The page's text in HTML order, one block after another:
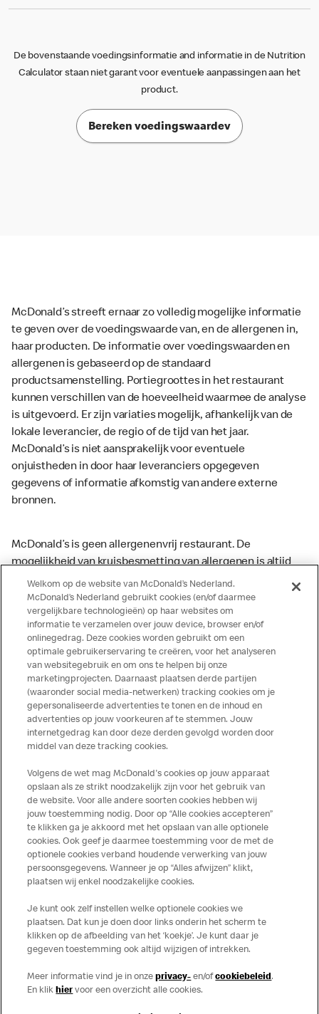
De bovenstaande voedingsinformatie and informatie in de Nutrition
Calculator staan niet garant voor eventuele aanpassingen aan het
product.
Bereken voedingswaardev
McDonald’s streeft ernaar zo volledig mogelijke informatie
te geven over de voedingswaarde van, en de allergenen in,
haar producten. De informatie over voedingswaarden en
allergenen is gebaseerd op de standaard
productsamenstelling. Portiegroottes in het restaurant
kunnen verschillen van de hoeveelheid waarmee de analyse
is uitgevoerd. Er zijn variaties mogelijk, afhankelijk van de
lokale leverancier, de regio of de tijd van het jaar.
McDonald’s is niet aansprakelijk voor eventuele
onjuistheden in door haar leveranciers opgegeven
gegevens of informatie afkomstig van andere externe
bronnen.
McDonald’s is geen allergenenvrij restaurant. De
mogelijkheid van kruisbesmetting van allergenen is altijd
aanwezig. McDonald’s kan zodoende niet garanderen dat
haar producten geen sporen van allergenen bevatten.
McDonald’s aanvaardt daarom geen aansprakelijkheid
indien een gast als gevolg van het binnenkrijgen van (een
spoor van) een allergeen lichamelijke klachten krijgt. Alle
producten kunnen sporen bevatten van dierlijke
ingrediënten. McDonald’s streeft er naar om de
voedingswaarde- en allergeneninformatie altijd up to date
te houden. De verstrekte informatie is alleen van
toepassing op de in Nederland verkochte producten. Voor
meer informatie over voedingswaarden en allergenen kijk
op de McDonald's website of in de McDonald’s App.
Publicatiefouten voorbehouden.
Over ons
Services
Contact
Welkom op de website van McDonald’s Nederland.
McDonald’s Nederland gebruikt cookies (en/of daarmee
vergelijkbare technologieën) op haar websites om
informatie te verzamelen over jouw device, browser en/of
onlinegedrag. Deze cookies worden gebruikt om een
optimale gebruikerservaring te creëren, voor het analyseren
van websitegebruik en om ons te helpen bij onze
marketingprojecten. Daarnaast plaatsen derde partijen
(waaronder social media-netwerken) tracking cookies om je
gepersonaliseerde advertenties te tonen en de inhoud en
advertenties op jouw voorkeuren af te stemmen. Jouw
internetgedrag kan door deze derden gevolgd worden door
middel van deze tracking cookies.
Volgens de wet mag McDonald's cookies op jouw apparaat
opslaan als ze strikt noodzakelijk zijn voor het gebruik van
de website. Voor alle andere soorten cookies hebben wij
jouw toestemming nodig. Door op “Alle cookies accepteren”
te klikken ga je akkoord met het opslaan van alle optionele
cookies. Ook geef je daarmee toestemming voor de met de
optionele cookies verband houdende verwerking van jouw
persoonsgegevens. Wanneer je op “Alles afwijzen” klikt,
plaatsen wij enkel noodzakelijke cookies.
Je kunt ook zelf instellen welke optionele cookies we
plaatsen. Dat kun je doen door links onderin het scherm te
klikken op de afbeelding van het ‘koekje’. Je kunt daar je
gegeven toestemming ook altijd wijzigen of intrekken.
Meer informatie vind je in onzeprivacy- en/ofcookiebeleid.
En klikhier voor een overzicht alle cookies.